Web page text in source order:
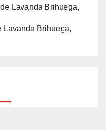
Lavanda Brihuega,